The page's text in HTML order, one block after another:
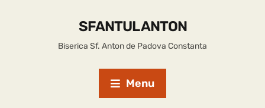
SFANTUL ANTON
Biserica Sf. Anton de Padova Constanta
Menu